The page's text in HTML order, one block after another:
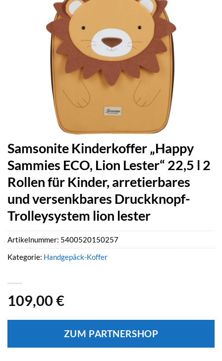
Samsonite Kinderkoffer „Happy
Sammies ECO, Lion Lester“ 22,5 l 2
Rollen für Kinder, arretierbares
und versenkbares Druckknopf-
Trolleysystem lion lester
109,00 €
ZUM PARTNERSHOP
Artikelnummer: 5400520150257
Kategorie: Handgepäck-Koffer